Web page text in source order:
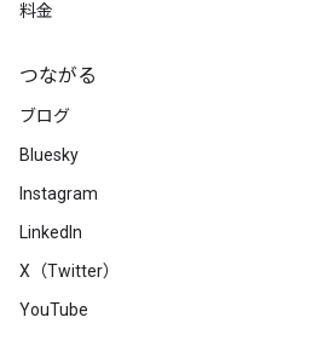
料金
つながる
ブログ
Bluesky
Instagram
LinkedIn
X（Twitter）
YouTube